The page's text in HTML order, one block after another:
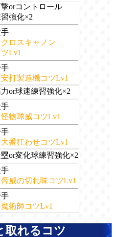
orコントロール
強化×2
ロスキャノン
Lv1
打製造機コツLv1
or球速練習強化×2
物球威コツLv1
番狂わせコツLv1
or変化球練習強化×2
威の切れ味コツLv1
術師コツLv1
取れるコツ